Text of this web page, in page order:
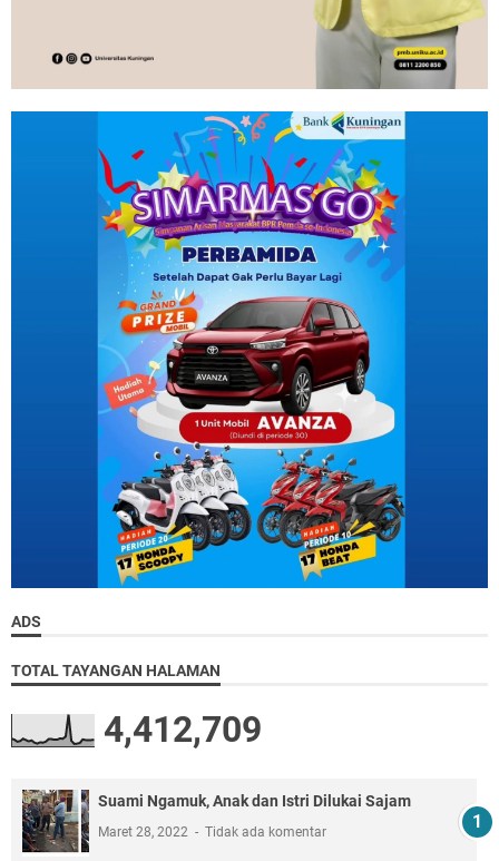
ADS
TOTAL TAYANGAN HALAMAN
4,412,709
Suami Ngamuk, Anak dan Istri Dilukai Sajam
Maret 28, 2022 Tidak ada komentar